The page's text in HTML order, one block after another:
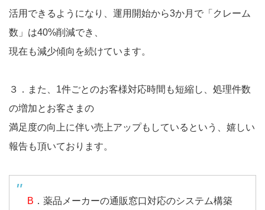
活用できるようになり、運用開始から3か月で「クレーム
数」は40%削減でき、
現在も減少傾向を続けています。
３．また、1件ごとのお客様対応時間も短縮し、処理件数
の増加とお客さまの
満足度の向上に伴い売上アップもしているという、嬉しい
報告も頂いております。
B ．薬品メーカーの通販窓口対応のシステム構築